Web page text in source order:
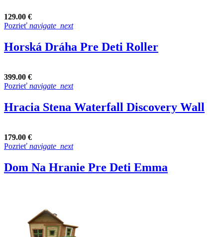
129.00 €
Pozrieť navigate_next
Horská Dráha Pre Deti Roller
399.00 €
Pozrieť navigate_next
Hracia Stena Waterfall Discovery Wall
179.00 €
Pozrieť navigate_next
Dom Na Hranie Pre Deti Emma